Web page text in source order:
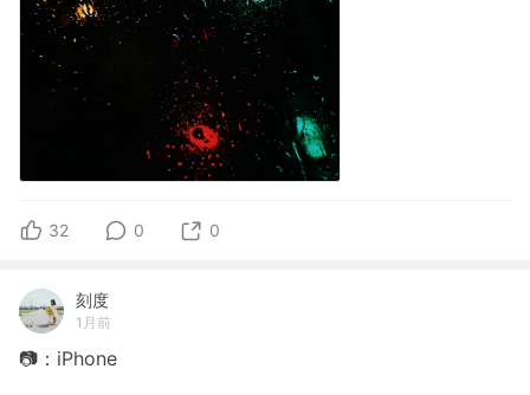
32 0 0
刻度
1月前
📷：iPhone